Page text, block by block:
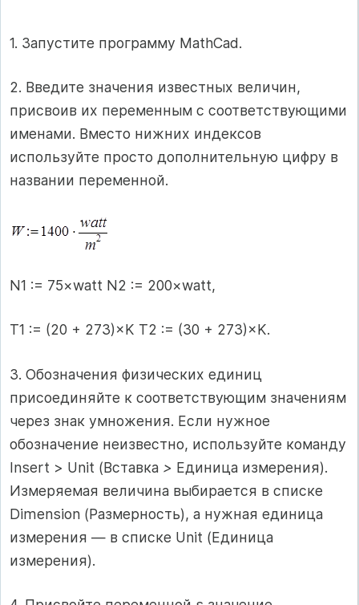
1. Запустите программу MathCad.
2. Введите значения известных величин,
присвоив их переменным с соответствующими
именами. Вместо нижних индексов
используйте просто дополнительную цифру в
названии переменной.
N1 := 75×watt N2 := 200×watt,
T1 := (20 + 273)×K T2 := (30 + 273)×K.
3. Обозначения физических единиц
присоединяйте к соответствующим значениям
через знак умножения. Если нужное
обозначение неизвестно, используйте команду
Insert > Unit (Вставка > Единица измерения).
Измеряемая величина выбирается в списке
Dimension (Размерность), а нужная единица
измерения — в списке Unit (Единица
измерения).